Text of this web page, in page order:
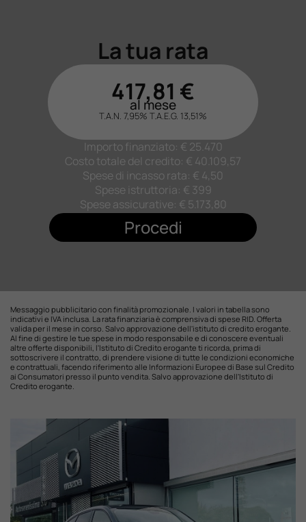
La tua rata
417,81 €
al mese
T.A.N. 7,95% T.A.E.G. 13,51%
Importo finanziato: € 25.470
Costo totale del credito: € 40.109,57
Spese di incasso rata: € 4,50
Spese istruttoria: € 399
Spese assicurative: € 5.173,80
Procedi
Messaggio pubblicitario con finalità promozionale. I valori in tabella sono
indicativi e IVA inclusa. La rata finanziaria è comprensiva di spese RID. Offerta
valida per il mese in corso. Salvo approvazione dell'istituto di credito erogante.
Al fine di gestire le tue spese in modo responsabile e di conoscere eventuali
altre offerte disponibili, l'Istituto di Credito erogante ti ricorda, prima di
sottoscrivere il contratto, di prendere visione di tutte le condizioni economiche
e contrattuali, facendo riferimento alle Informazioni Europee di Base sul Credito
ai Consumatori presso il punto vendita. Salvo approvazione dell'Istituto di
Credito erogante.